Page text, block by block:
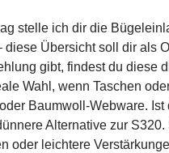
stelle ich dir die
diese Übersicht soll dir als
gibt, findest du diese
Wahl, wenn Taschen
Baumwoll-Webware.
Alternative zur
oder leichtere